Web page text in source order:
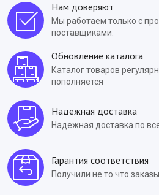
Нам доверяют
Мы работаем только с
поставщиками.
Обновление каталога
Каталог товаров
пополняется
Надежная доставка
Надежная доставка по
Гарантия соответствия
Получили не то что